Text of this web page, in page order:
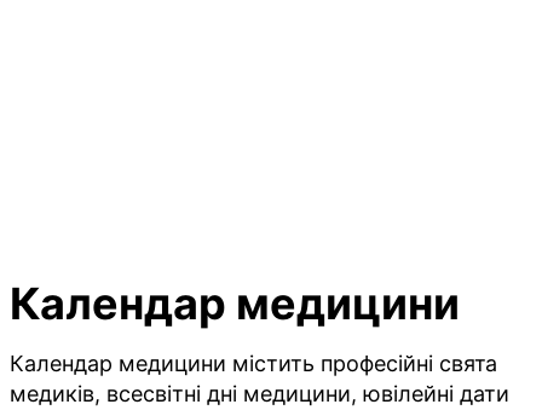
Календар медицини
Календар медицини містить професійні свята
медиків, всесвітні дні медицини, ювілейні дати